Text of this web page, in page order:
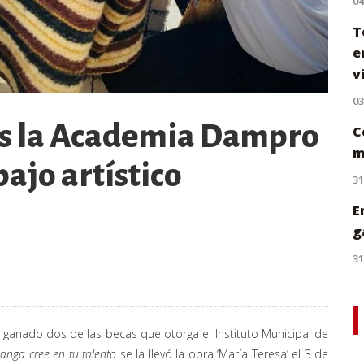
la Academia Dampro
artístico
dos de las becas que otorga el Instituto Municipal de
cree en tu talento se la llevó la obra ‘María Teresa’ el 3 de